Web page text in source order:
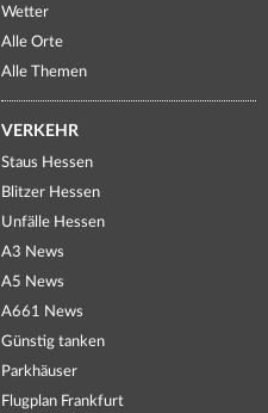
Wetter
Alle Orte
Alle Themen
VERKEHR
Staus Hessen
Blitzer Hessen
Unfälle Hessen
A3 News
A5 News
A661 News
Günstig tanken
Parkhäuser
Flugplan Frankfurt